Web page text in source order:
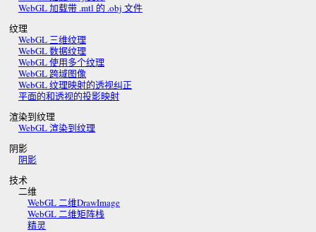
WebGL 加载带 .mtl 的 .obj 文件
纹理
WebGL 三维纹理
WebGL 数据纹理
WebGL 使用多个纹理
WebGL 跨域图像
WebGL 纹理映射的透视纠正
平面的和透视的投影映射
渲染到纹理
WebGL 渲染到纹理
阴影
阴影
技术
二维
WebGL 二维DrawImage
WebGL 二维矩阵栈
精灵